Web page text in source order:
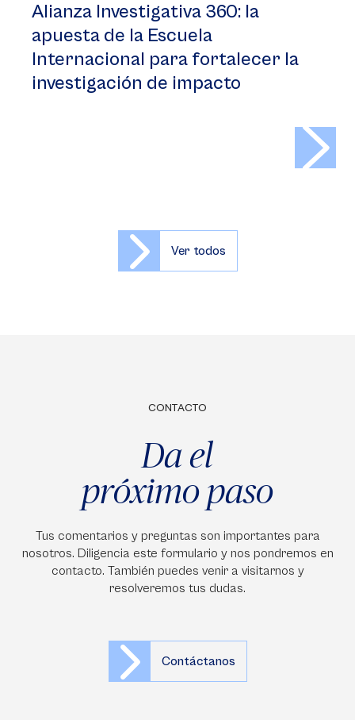
Alianza Investigativa 360: la
apuesta de la Escuela
Internacional para fortalecer la
investigación de impacto
Ver todos
CONTACTO
Da el
próximo paso
Tus comentarios y preguntas son importantes para
nosotros. Diligencia este formulario y nos pondremos en
contacto. También puedes venir a visitarnos y
resolveremos tus dudas.
Contáctanos